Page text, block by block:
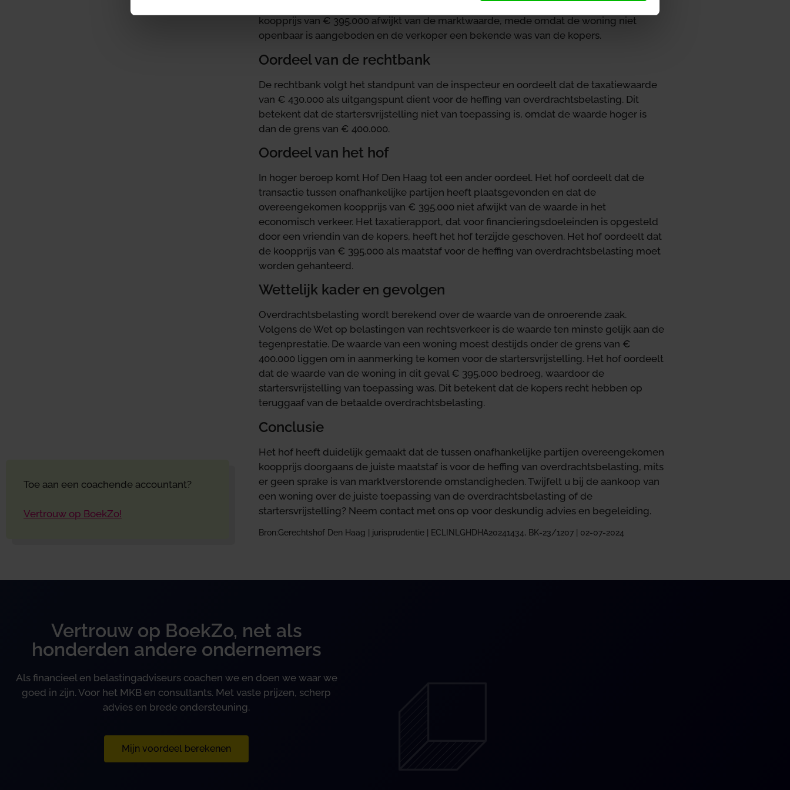
Toe aan een coachende accountant?
Vertrouw op BoekZo!
koopprijs van € 395.000 afwijkt van de marktwaarde, mede omdat de woning niet
openbaar is aangeboden en de verkoper een bekende was van de kopers.
Oordeel van de rechtbank
De rechtbank volgt het standpunt van de inspecteur en oordeelt dat de taxatiewaarde
van € 430.000 als uitgangspunt dient voor de heffing van overdrachtsbelasting. Dit
betekent dat de startersvrijstelling niet van toepassing is, omdat de waarde hoger is
dan de grens van € 400.000.
Oordeel van het hof
In hoger beroep komt Hof Den Haag tot een ander oordeel. Het hof oordeelt dat de
transactie tussen onafhankelijke partijen heeft plaatsgevonden en dat de
overeengekomen koopprijs van € 395.000 niet afwijkt van de waarde in het
economisch verkeer. Het taxatierapport, dat voor financieringsdoeleinden is opgesteld
door een vriendin van de kopers, heeft het hof terzijde geschoven. Het hof oordeelt dat
de koopprijs van € 395.000 als maatstaf voor de heffing van overdrachtsbelasting moet
worden gehanteerd.
Wettelijk kader en gevolgen
Overdrachtsbelasting wordt berekend over de waarde van de onroerende zaak.
Volgens de Wet op belastingen van rechtsverkeer is de waarde ten minste gelijk aan de
tegenprestatie. De waarde van een woning moest destijds onder de grens van €
400.000 liggen om in aanmerking te komen voor de startersvrijstelling. Het hof oordeelt
dat de waarde van de woning in dit geval € 395.000 bedroeg, waardoor de
startersvrijstelling van toepassing was. Dit betekent dat de kopers recht hebben op
teruggaaf van de betaalde overdrachtsbelasting.
Conclusie
Het hof heeft duidelijk gemaakt dat de tussen onafhankelijke partijen overeengekomen
koopprijs doorgaans de juiste maatstaf is voor de heffing van overdrachtsbelasting, mits
er geen sprake is van marktverstorende omstandigheden. Twijfelt u bij de aankoop van
een woning over de juiste toepassing van de overdrachtsbelasting of de
startersvrijstelling? Neem contact met ons op voor deskundig advies en begeleiding.
Bron:Gerechtshof Den Haag | jurisprudentie | ECLINLGHDHA20241434, BK-23/1207 | 02-07-2024
Vertrouw op BoekZo, net als
honderden andere ondernemers
Als financieel en belastingadviseurs coachen we en doen we waar we
goed in zijn. Voor het MKB en consultants. Met vaste prijzen, scherp
advies en brede ondersteuning.
Mijn voordeel berekenen